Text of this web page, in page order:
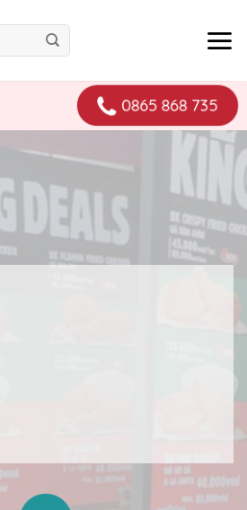
0865 868 735